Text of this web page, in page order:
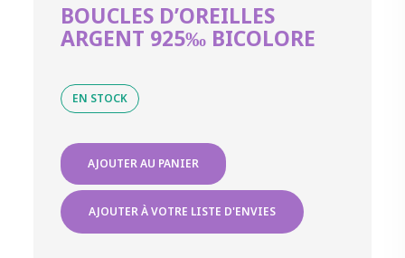
BOUCLES D’OREILLES
ARGENT 925‰ BICOLORE
EN STOCK
quantité
de
BOUCLES
D'OREILLES
ARGENT
AJOUTER AU PANIER
AJOUTER À VOTRE LISTE D'ENVIES